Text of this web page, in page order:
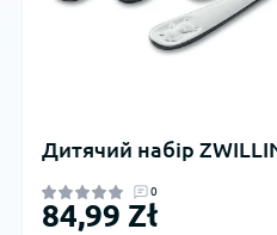
Дитячий набір
0
84,99 Zł